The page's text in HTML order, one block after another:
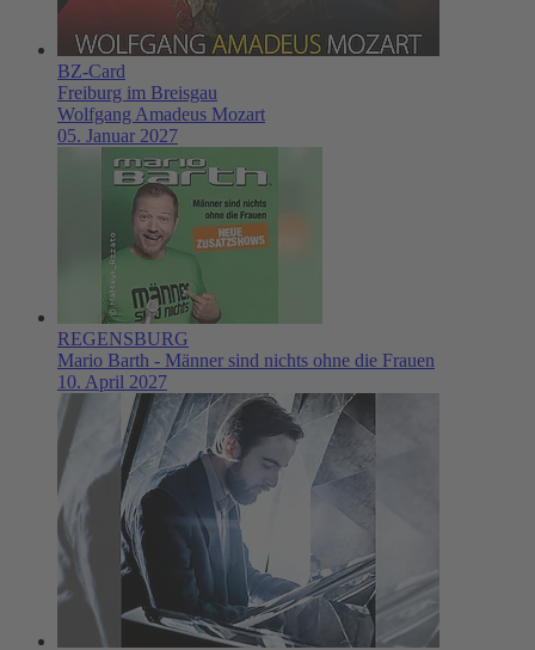
BZ-Card
Freiburg im Breisgau
Wolfgang Amadeus Mozart
05. Januar 2027
REGENSBURG
Mario Barth - Männer sind nichts ohne die Frauen
10. April 2027